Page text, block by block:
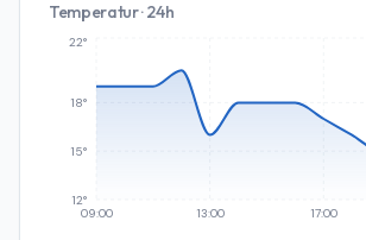
Temperatur · 24h
09:00 13:00 17:00
12°
15°
18°
22°